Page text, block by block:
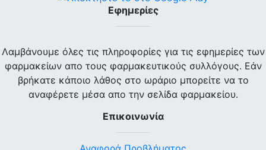
Εφημερίες
Λαμβάνουμε όλες τις πληροφορίες για τις εφημερίες των
φαρμακείων απο τους φαρμακευτικούς συλλόγους. Εάν
βρήκατε κάποιο λάθος στο ωράριο μπορείτε να το
αναφέρετε μέσα απο την σελίδα φαρμακείου.
Επικοινωνία